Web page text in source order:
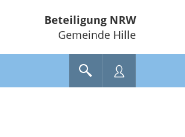
Beteiligung NRW
Gemeinde Hille